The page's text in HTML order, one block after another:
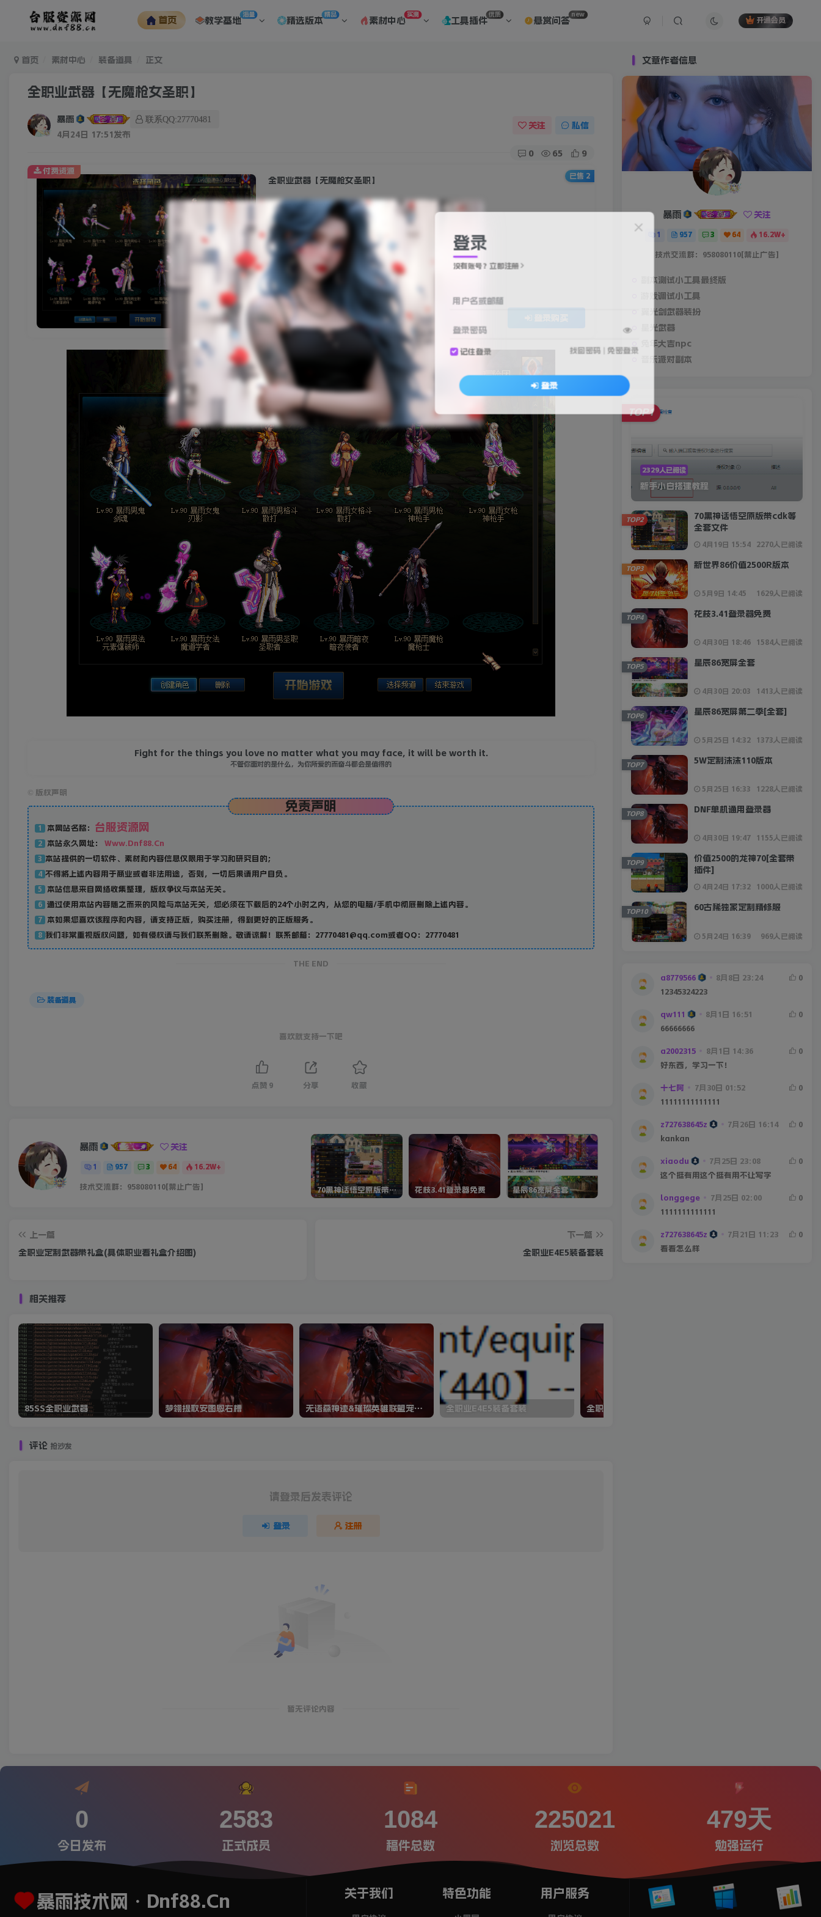
首页 教学基地
海量
精选版本
精品
素材中心
实测
工具插件
优质
悬赏问答
new
开通会员
首页 素材中心 装备道具 正文
全职业武器【无魔枪女圣职】
暴雨
联系QQ:27770481
4月24日 17:51发布
关注 私信
0 65 9
全职业武器【无魔枪女圣职】
此内容为付费资源，请付费后查看
20 积分
赞助会员 免费 资深会员 免费
付费资源
已售 2
Fight for the things you love no matter what you may face, it will be worth it.
不管你面对的是什么，为你所爱的而奋斗都会是值得的
版权声明
免责声明
1 本网站名称： 台服资源网
2 本站永久网址： Www.Dnf88.Cn
3 本站提供的一切软件、素材和内容信息仅限用于学习和研究目的；
4 不得将上述内容用于商业或者非法用途，否则，一切后果请用户自负。
5 本站信息来自网络收集整理，版权争议与本站无关。
6 通过使用本站内容随之而来的风险与本站无关，您必须在下载后的24个小时之内，从您的电脑/手机中彻底删除上述内容。
7 本如果您喜欢该程序和内容，请支持正版，购买注册，得到更好的正版服务。
8 我们非常重视版权问题，如有侵权请与我们联系删除。敬请谅解！联系邮箱：27770481@qq.com或者QQ：27770481
THE END
装备道具
喜欢就支持一下吧
点赞 9 分享 收藏
暴雨 关注
1 957 3 64 16.2W+
技术交流群：958080110[禁止广告] 70黑神话悟空原版带cdk等全套文件 花枝3.41登录器免费 星辰86宽屏全套
上一篇
全职业定制武器带礼盒(具体职业看礼盒介绍图)
下一篇
全职业E4E5装备套装
相关推荐
85SS全职业武器 梦翎提取安图恩右槽 无语森神迹&璀璨英雄联盟宠物装备 全职业E4E5装备套装
评论 抢沙发
请登录后发表评论
登录 注册
暂无评论内容
文章作者信息
暴雨 关注
1 957 3 64 16.2W+
技术交流群：958080110[禁止广告]
副本测试小工具最终版
游戏调试小工具
翼光剑武器装扮
星光武器
兔年大吉npc
音乐派对副本
2329人已阅读
新手小白搭建教程
TOP1
70黑神话悟空原版带cdk等
全套文件
4月19日 15:54 2270人已阅读
TOP2
新世界86价值2500R版本
5月9日 14:45 1629人已阅读
TOP3
花枝3.41登录器免费
4月30日 18:46 1584人已阅读
TOP4
星辰86宽屏全套
4月30日 20:03 1413人已阅读
TOP5
星辰86宽屏第二季[全套]
5月25日 14:32 1373人已阅读
TOP6
5W定制沫沫110版本
5月25日 16:33 1228人已阅读
TOP7
DNF单机通用登录器
4月30日 19:47 1155人已阅读
TOP8
价值2500的龙神70[全套带
插件]
4月24日 17:32 1000人已阅读
TOP9
60古稀独家定制精修服
5月24日 16:39 969人已阅读
TOP10
a8779566 8月8日 23:24
0
12345324223
qw111 8月1日 16:51
0
66666666
a2002315 8月1日 14:36
0
好东西，学习一下！
十七阿 7月30日 01:52
0
11111111111111
z727638645z 7月26日 16:14
0
kankan
xiaodu 7月25日 23:08
0
这个挺有用这个挺有用不让写字
longgege 7月25日 02:00
0
1111111111111
z727638645z 7月21日 11:23
0
看看怎么样
登录
没有账号？立即注册
用户名或邮箱
登录密码
记住登录 找回密码 免密登录
登录
0
今日发布
2583
正式成员
1084
稿件总数
225021
浏览总数
479天
勉强运行
暴雨技术网・Dnf88.Cn 关于我们 特色功能 用户服务